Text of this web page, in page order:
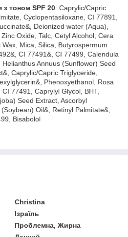
з тоном SPF 20: Caprylic/Capric
Cyclopentasiloxane, CI 77891,
Deionized water (Aqua),
Oxide, Talc, Cetyl Alcohol, Cera
Mica, Silica, Butyrospermum
CI 77491&, CI 77499, Calendula
Annuus (Sunflower) Seed
Caprylic/Capric Triglyceride,
Phenoxyethanol, Rosa
77491, Caprylyl Glycol, BHT,
Seed Extract, Ascorbyl
Oil&, Retinyl Palmitate&,
Bisabolol
Christina
Ізраїль
Проблемна, Жирна